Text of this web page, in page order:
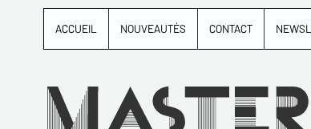
ACCUEIL NOUVEAUTÉS CONTACT